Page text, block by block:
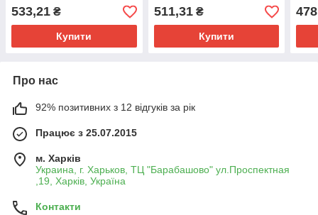
533,21 ₴
Купити
511,31₴
Купити
Про нас
92% позитивних з 12 відгуків за рік
Працює з 25.07.2015
м. Харків
Украина, г. Харьков, ТЦ "Барабашово" ул.Проспектная
,19, Харків, Україна
Контакти